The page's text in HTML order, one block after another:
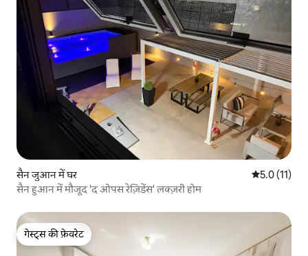
सैन जुआन में घर औसत रेटिंग 5
5.0 (11)
सैन हुआन में मौजूद 'द ओपस रेज़िडेंस' लक्ज़री होम
गेस्ट्स की फ़ेवरेट
गेस्ट्स की फ़ेवरेट